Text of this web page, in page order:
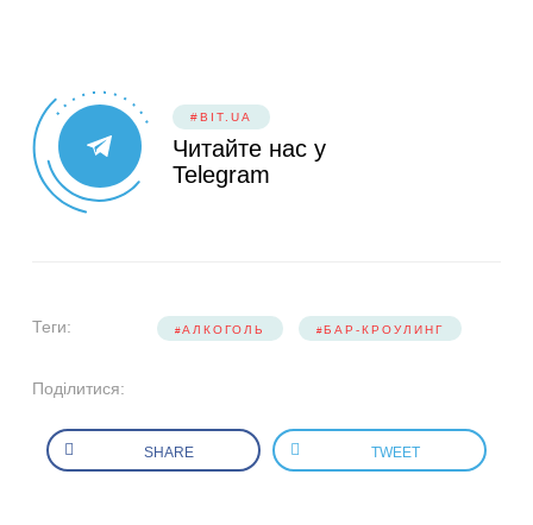
#BIT.UA
Читайте нас у
Telegram
Теги: АЛКОГОЛЬ БАР-КРОУЛИНГ
Поділитися:
SHARE TWEET